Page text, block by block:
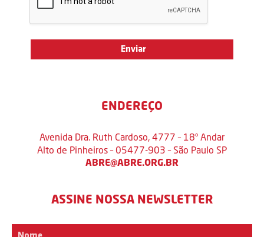
ENDEREÇO
Avenida Dra. Ruth Cardoso, 4777 – 18º Andar
Alto de Pinheiros – 05477-903 – São Paulo SP
ABRE@ABRE.ORG.BR
ASSINE NOSSA NEWSLETTER